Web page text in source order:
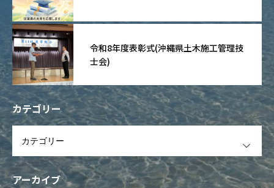
令和8年度表彰式(沖縄県土木施工管理技
士会)
カテゴリー
アーカイブ